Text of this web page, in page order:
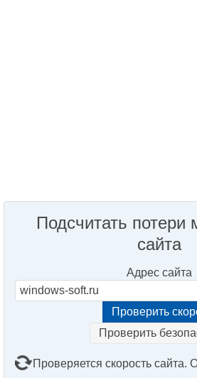
Подсчитать потери
сайта
Адрес сайта
Проверить
Проверяется скорость сайта.